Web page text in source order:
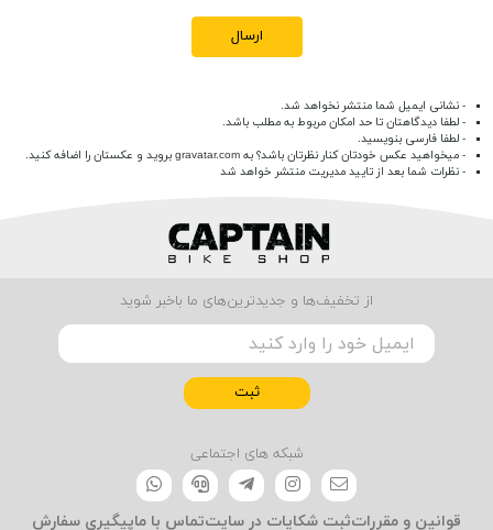
ارسال
- نشانی ایمیل شما منتشر نخواهد شد.
- لطفا دیدگاهتان تا حد امکان مربوط به مطلب باشد.
- لطفا فارسی بنویسید.
- میخواهید عکس خودتان کنار نظرتان باشد؟ به gravatar.com بروید و عکستان را اضافه کنید.
- نظرات شما بعد از تایید مدیریت منتشر خواهد شد
از تخفیف‌ها و جدیدترین‌های ما باخبر شوید
ثبت
شبکه های اجتماعی
قوانین و مقرراتثبت شکایات در سایتتماس با ماپیگیری سفارش